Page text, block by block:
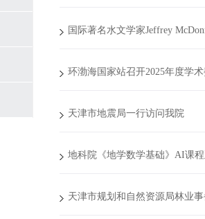
国际著名水文学家Jeffrey
环渤海国家站召开2025年度学
天津市地震局一行访问我院
地科院《地学数学基础》AI课
天津市规划和自然资源局林业